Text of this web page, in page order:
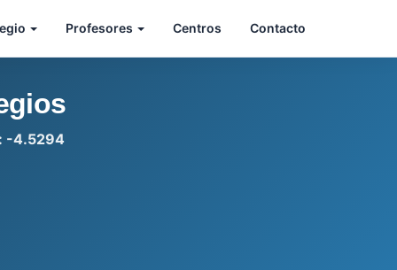
Profesores Centros Contacto
-4.5294